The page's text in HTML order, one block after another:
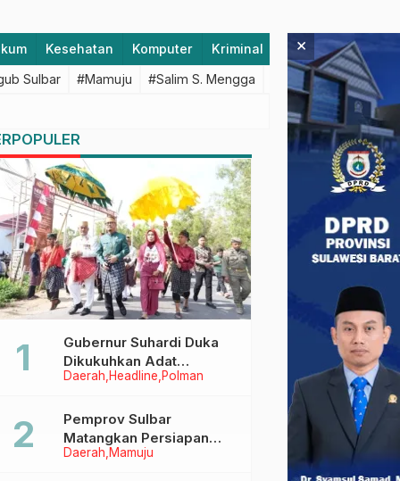
Kesehatan Komputer Kriminal Lifestyle
Sulbar #Mamuju #Salim S. Mengga #featured #Polda
Daerah Headline Polman
Gubernur Suhardi Duka
Dikukuhkan Adat
Balanipa, Raih Gelar Sulo
Daerah Mamuju
Pemprov Sulbar
Matangkan Persiapan
HUT Ke-81 RI, Puncak
×